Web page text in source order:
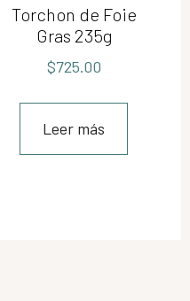
Torchon de Foie
Gras 235g
$725.00
Leer más